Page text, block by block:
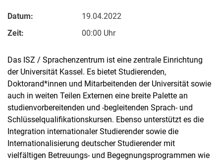
Datum:
19.04.2022
Zeit:
00:00 Uhr
Das ISZ / Sprachenzentrum ist eine zentrale Einrichtung
der Universität Kassel. Es bietet Studierenden,
Doktorand*innen und Mitarbeitenden der Universität sowie
auch in weiten Teilen Externen eine breite Palette an
studienvorbereitenden und -begleitenden Sprach- und
Schlüsselqualifikationskursen. Ebenso unterstützt es die
Integration internationaler Studierender sowie die
Internationalisierung deutscher Studierender mit
vielfältigen Betreuungs- und Begegnungsprogrammen wie